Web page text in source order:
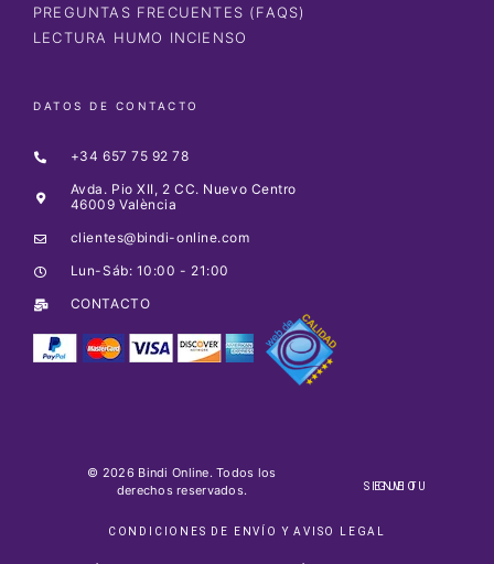
PREGUNTAS FRECUENTES (FAQS)
LECTURA HUMO INCIENSO
DATOS DE CONTACTO
+34 657 75 92 78
Avda. Pio XII, 2 CC. Nuevo Centro
46009 València
clientes@bindi-online.com
Lun-Sáb: 10:00 - 21:00
CONTACTO
© 2026 Bindi Online. Todos los
derechos reservados.
SIGUE TU ENVIO
CONDICIONES DE ENVÍO Y AVISO LEGAL